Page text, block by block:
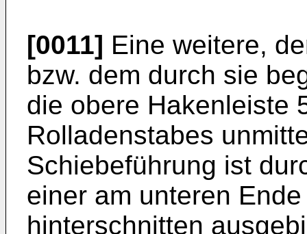
[0011] Eine weitere,
bzw. dem durch sie
die obere Hakenleiste
Rolladenstabes
Schiebeführung ist
einer am unteren
hinterschnitten